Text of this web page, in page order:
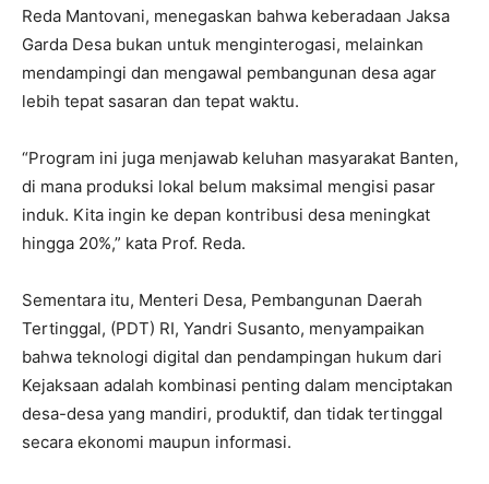
Reda Mantovani, menegaskan bahwa keberadaan Jaksa
Garda Desa bukan untuk menginterogasi, melainkan
mendampingi dan mengawal pembangunan desa agar
lebih tepat sasaran dan tepat waktu.
“Program ini juga menjawab keluhan masyarakat Banten,
di mana produksi lokal belum maksimal mengisi pasar
induk. Kita ingin ke depan kontribusi desa meningkat
hingga 20%,” kata Prof. Reda.
Sementara itu, Menteri Desa, Pembangunan Daerah
Tertinggal, (PDT) RI, Yandri Susanto, menyampaikan
bahwa teknologi digital dan pendampingan hukum dari
Kejaksaan adalah kombinasi penting dalam menciptakan
desa-desa yang mandiri, produktif, dan tidak tertinggal
secara ekonomi maupun informasi.